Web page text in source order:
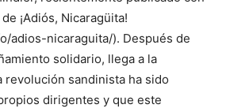
¡Adiós, Nicaragüita!
adios-nicaraguita/). Después de
solidario, llega a la
revolución sandinista ha sido
dirigentes y que este